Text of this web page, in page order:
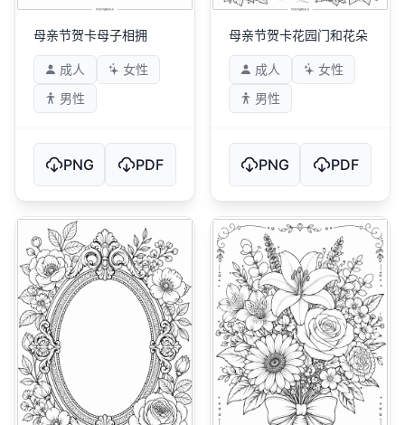
母亲节贺卡母子相拥
成人
女性
男性
PNG PDF
母亲节贺卡花园门和花朵
成人
女性
男性
PNG PDF